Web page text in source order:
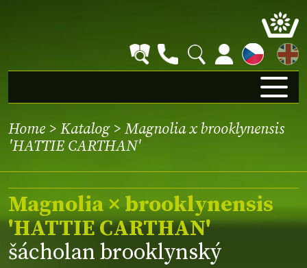
EN
Home > Katalog> Magnolia x brooklynensis
'HATTIE CARTHAN'
Magnolia × brooklynensis
'HATTIE CARTHAN'
šácholan brooklynský